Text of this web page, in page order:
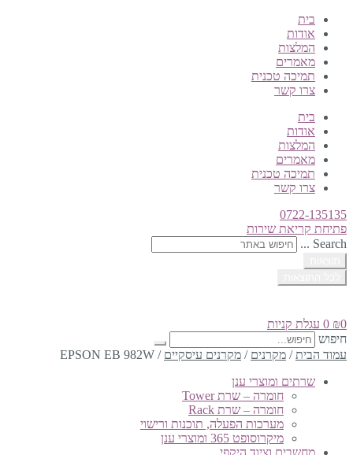
בית
אודות
המלצות
מאמרים
תמיכה טכנית
צרו קשר
בית
אודות
המלצות
מאמרים
תמיכה טכנית
צרו קשר
0722-135135
פתיחת קריאת שירות
Search ...
₪0
0 עגלת קניות
חיפוש
עמוד הבית / מקרנים / מקרנים עיסקיים /
EPSON EB 982W
שרתים ומוצרי ענן
חומרה – שרת Tower
חומרה – שרת Rack
מערכות הפעלה, תוכנות ורישוי
מיקרוסופט 365 ומוצרי ענן
מחשבים וציוד היקפי